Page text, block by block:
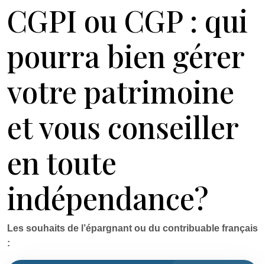
CGPI ou CGP : qui
pourra bien gérer
votre patrimoine
et vous conseiller
en toute
indépendance?
Les souhaits de l’épargnant ou du contribuable français
: